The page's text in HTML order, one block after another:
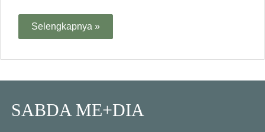
Selengkapnya »
SABDA ME+DIA